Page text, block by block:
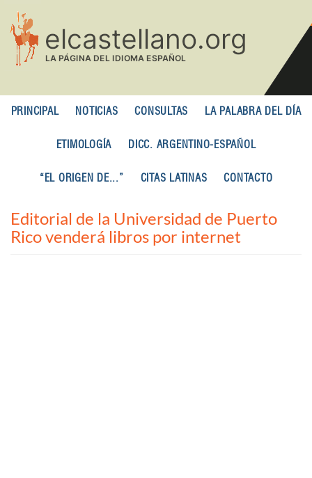
contenido
principal
PRINCIPAL NOTICIAS CONSULTAS LA PALABRA DEL DÍA
ETIMOLOGÍA DICC. ARGENTINO-ESPAÑOL
“EL ORIGEN DE...” CITAS LATINAS CONTACTO
Editorial de la Universidad de Puerto
Rico venderá libros por internet